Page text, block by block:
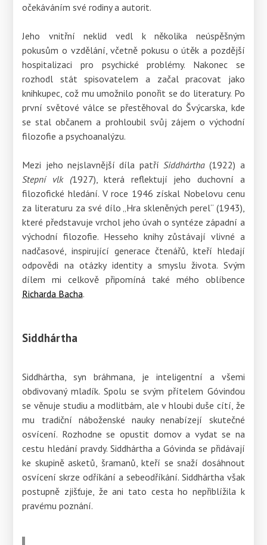
očekáváním své rodiny a autorit.
Jeho vnitřní neklid vedl k několika neúspěšným
pokusům o vzdělání, včetně pokusu o útěk a pozdější
hospitalizaci pro psychické problémy. Nakonec se
rozhodl stát spisovatelem a začal pracovat jako
knihkupec, což mu umožnilo ponořit se do literatury. Po
první světové válce se přestěhoval do Švýcarska, kde
se stal občanem a prohloubil svůj zájem o východní
filozofie a psychoanalýzu.
Mezi jeho nejslavnější díla patří Siddhártha(1922) a
Stepní vlk (1927), která reflektují jeho duchovní a
filozofické hledání. V roce 1946 získal Nobelovu cenu
za literaturu za své dílo „Hra skleněných perel“ (1943),
které představuje vrchol jeho úvah o syntéze západní a
východní filozofie. Hesseho knihy zůstávají vlivné a
nadčasové, inspirující generace čtenářů, kteří hledají
odpovědi na otázky identity a smyslu života. Svým
dílem mi celkově připomíná také mého oblíbence
Richarda Bacha.
Siddhártha
Siddhártha, syn bráhmana, je inteligentní a všemi
obdivovaný mladík. Spolu se svým přítelem Góvindou
se věnuje studiu a modlitbám, ale v hloubi duše cítí, že
mu tradiční náboženské nauky nenabízejí skutečné
osvícení. Rozhodne se opustit domov a vydat se na
cestu hledání pravdy. Siddhártha a Góvinda se přidávají
ke skupině asketů, šramanů, kteří se snaží dosáhnout
osvícení skrze odříkání a sebeodříkání. Siddhártha však
postupně zjišťuje, že ani tato cesta ho nepřiblížila k
pravému poznání.